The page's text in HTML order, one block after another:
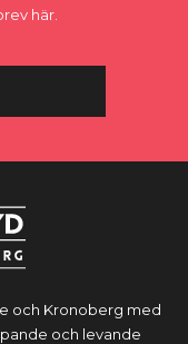
här.
och Kronoberg med
och levande